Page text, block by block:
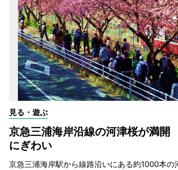
見る・遊ぶ
京急三浦海岸沿線の河津桜が満
にぎわい
京急三浦海岸駅から線路沿いにある約1000本の